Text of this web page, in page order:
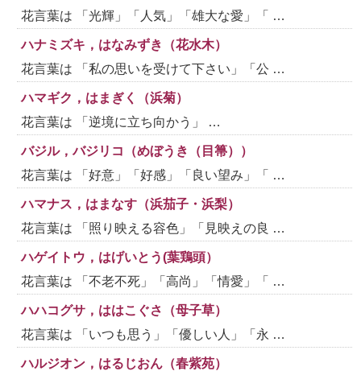
花言葉は 「光輝」「人気」「雄大な愛」「 …
ハナミズキ，はなみずき（花水木）
花言葉は 「私の思いを受けて下さい」「公 …
ハマギク，はまぎく（浜菊）
花言葉は 「逆境に立ち向かう」 …
バジル，バジリコ（めぼうき（目箒））
花言葉は 「好意」「好感」「良い望み」「 …
ハマナス，はまなす（浜茄子・浜梨）
花言葉は 「照り映える容色」「見映えの良 …
ハゲイトウ，はげいとう(葉鶏頭）
花言葉は 「不老不死」「高尚」「情愛」「 …
ハハコグサ，ははこぐさ（母子草）
花言葉は 「いつも思う」「優しい人」「永 …
ハルジオン，はるじおん（春紫苑）